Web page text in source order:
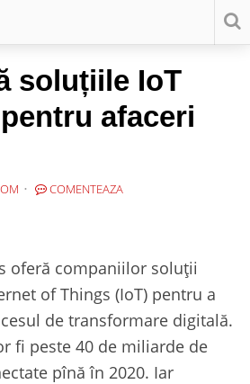
soluțiile IoT
afaceri
COMENTEAZA
oferă companiilor soluții
of Things (IoT) pentru a
de transformare digitală.
fi peste 40 de miliarde de
pînă în 2020. Iar